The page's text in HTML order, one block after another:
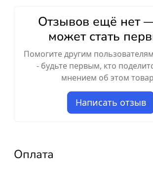
Отзывов ещё нет
может стать
Помогите другим
- будьте первым, кто
мнением об этом
Написать отзыв
Оплата